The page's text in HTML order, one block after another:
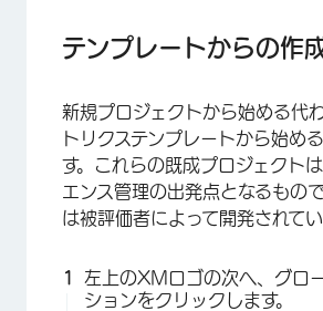
テンプレートからの作
新規プロジェクトから始める代
トリクステンプレートから始め
す。これらの既成プロジェクト
エンス管理の出発点となるもの
は被評価者によって開発されてい
左上のXMロゴの次へ、グロ
ションをクリックします。